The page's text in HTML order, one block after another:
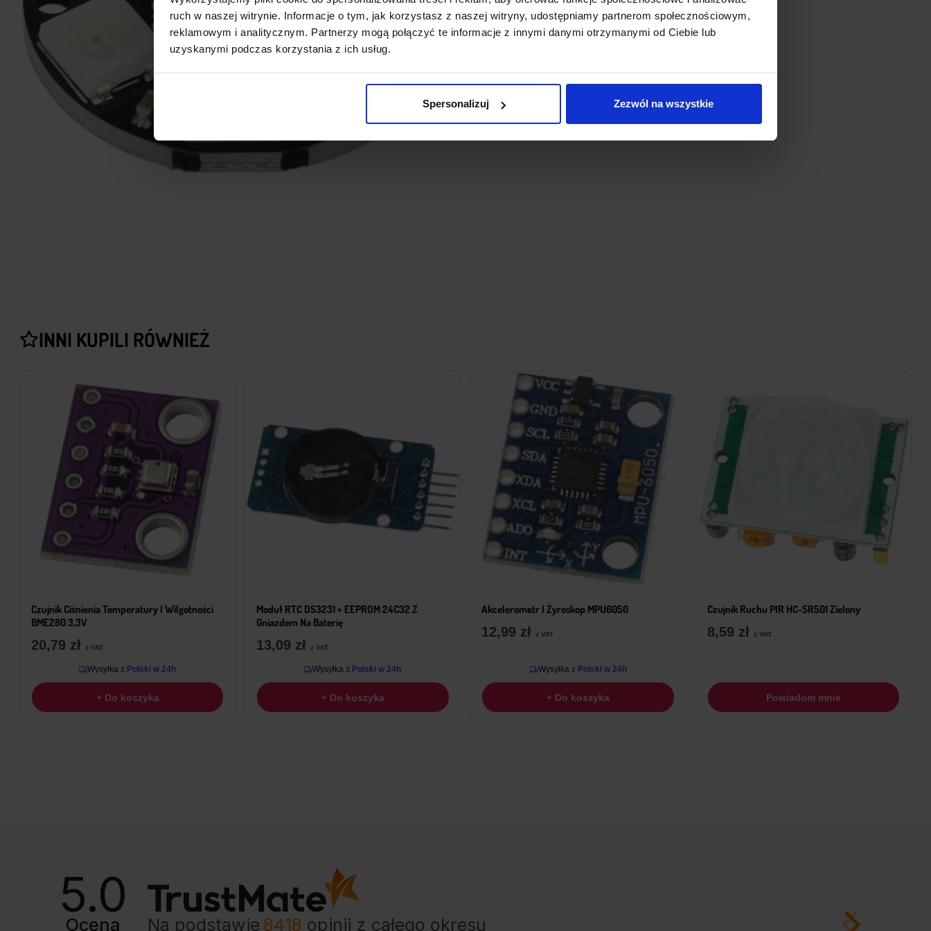
ruch w naszej witrynie. Informacje o tym, jak korzystasz z naszej witryny, udostępniamy partnerom społecznościowym,
reklamowym i analitycznym. Partnerzy mogą połączyć te informacje z innymi danymi otrzymanymi od Ciebie lub
uzyskanymi podczas korzystania z ich usług.
Spersonalizuj Zezwól na wszystkie
PRZYDATNE LINKI:
Dokumentacja WS2812
INNI KUPILI RÓWNIEŻ
Czujnik Ciśnienia Temperatury I Wilgotności
BME280 3,3V
20,79 zł z VAT
Wysyłka z Polski w 24h
+ Do koszyka
Moduł RTC DS3231 + EEPROM 24C32 Z
Gniazdem Na Baterię
13,09 zł z VAT
Wysyłka z Polski w 24h
+ Do koszyka
Akcelerometr I Żyroskop MPU6050
12,99 zł z VAT
Wysyłkaz Polski w 24h
+ Do koszyka
Czujnik Ruchu PIR HC-SR501 Zielony
8,59 zł z VAT
Powiadom mnie
5.0
Ocena Na podstawie 8418 opinii z całego okresu